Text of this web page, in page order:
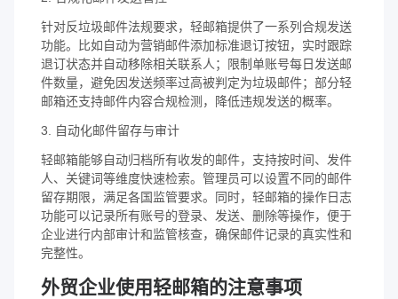
针对反垃圾邮件法规要求，轻邮箱提供了一系列合规发送
功能。比如自动为营销邮件添加标准退订按钮，实时跟踪
退订状态并自动移除相关联系人；限制单账号每日发送邮
件数量，避免因发送频率过高被判定为垃圾邮件；部分轻
邮箱还支持邮件内容合规检测，降低违规发送的概率。
3. 自动化邮件留存与审计
轻邮箱能够自动归档所有收发的邮件，支持按时间、发件
人、关键词等维度快速检索。管理员可以设置不同的邮件
留存期限，满足各国监管要求。同时，轻邮箱的操作日志
功能可以记录所有账号的登录、发送、删除等操作，便于
企业进行内部审计和监管核查，确保邮件记录的真实性和
完整性。
外贸企业使用轻邮箱的注意事项